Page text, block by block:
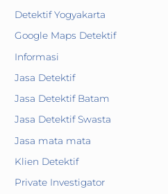
Detektif Yogyakarta
Google Maps Detektif
Informasi
Jasa Detektif
Jasa Detektif Batam
Jasa Detektif Swasta
Jasa mata mata
Klien Detektif
Private Investigator